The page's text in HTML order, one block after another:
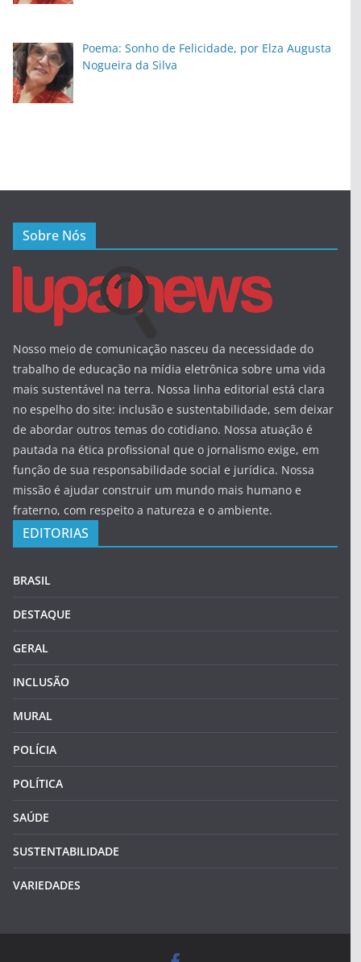
Poema: Sonho de Felicidade, por Elza Augusta
Nogueira da Silva
Sobre Nós
Nosso meio de comunicação nasceu da necessidade do
trabalho de educação na mídia eletrônica sobre uma vida
mais sustentável na terra. Nossa linha editorial está clara
no espelho do site: inclusão e sustentabilidade, sem deixar
de abordar outros temas do cotidiano. Nossa atuação é
pautada na ética profissional que o jornalismo exige, em
função de sua responsabilidade social e jurídica. Nossa
missão é ajudar construir um mundo mais humano e
fraterno, com respeito a natureza e o ambiente.
EDITORIAS
BRASIL
DESTAQUE
GERAL
INCLUSÃO
MURAL
POLÍCIA
POLÍTICA
SAÚDE
SUSTENTABILIDADE
VARIEDADES